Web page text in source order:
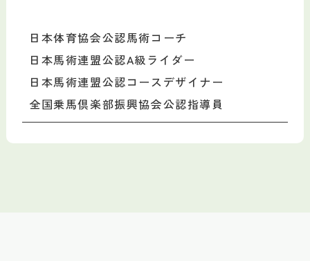
日本体育協会公認馬術コーチ
日本馬術連盟公認A級ライダー
日本馬術連盟公認コースデザイナー
全国乗馬倶楽部振興協会公認指導員